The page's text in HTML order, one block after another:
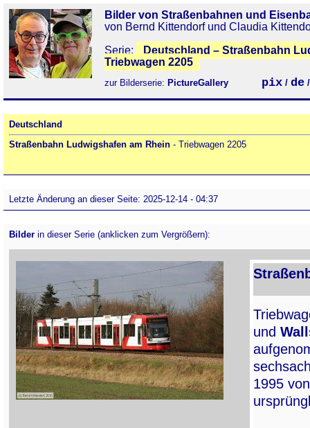
Bilder von Straßenbahnen und
von Bernd Kittendorf und Claudia
Serie:
Deutschland – Straßenbahn
Triebwagen 2205
zur Bilderserie: PictureGallery pix / de
Deutschland
Straßenbahn Ludwigshafen am Rhein - Triebwagen 2205
Letzte Änderung an dieser Seite: 2025-12-14 - 04:37
Bilder in dieser Serie (anklicken zum Vergrößern):
und
1995